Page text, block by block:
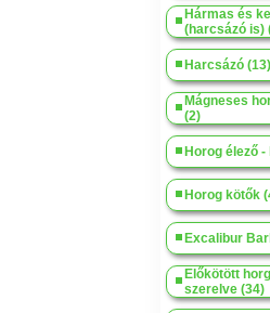
Hármas és
(harcsázó is)
Harcsázó (13)
Mágneses
(2)
Horog élező
Horog kötők
Excalibur
Előkötött
szerelve (34)